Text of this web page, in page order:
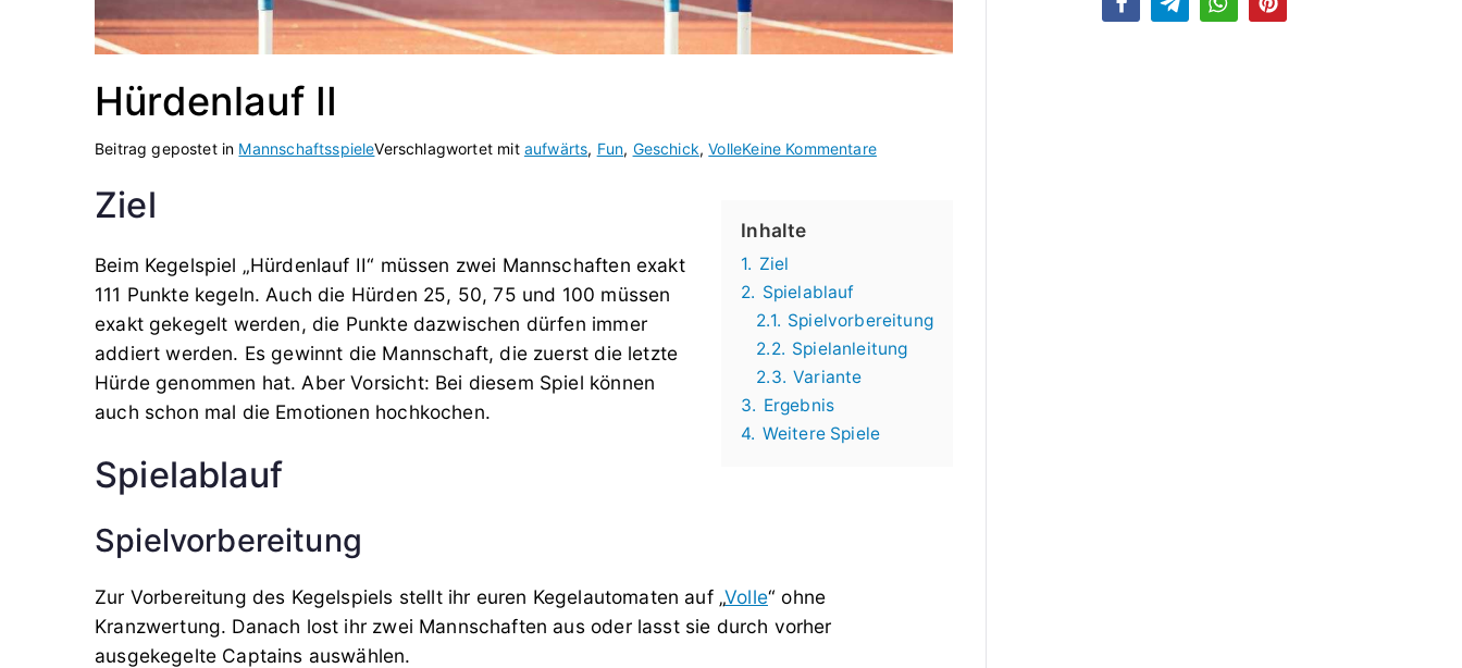
Hürdenlauf II
Beitrag gepostet in MannschaftsspieleVerschlagwortet mit aufwärts, Fun, Geschick,VolleKeine Kommentarezu
Inhalte
1. Ziel
2. Spielablauf
2.1. Spielvorbereitung
2.2. Spielanleitung
2.3. Variante
3. Ergebnis
4. Weitere Spiele
Ziel
Beim Kegelspiel „Hürdenlauf II“ müssen zwei Mannschaften exakt
111 Punkte kegeln. Auch die Hürden 25, 50, 75 und 100 müssen
exakt gekegelt werden, die Punkte dazwischen dürfen immer
addiert werden. Es gewinnt die Mannschaft, die zuerst die letzte
Hürde genommen hat. Aber Vorsicht: Bei diesem Spiel können
auch schon mal die Emotionen hochkochen.
Spielablauf
Spielvorbereitung
Zur Vorbereitung des Kegelspiels stellt ihr euren Kegelautomaten auf „Volle“ ohne
Kranzwertung. Danach lost ihr zwei Mannschaften aus oder lasst sie durch vorher
ausgekegelte Captains auswählen.